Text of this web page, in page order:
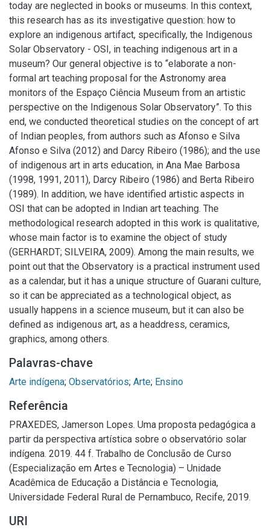
today are neglected in books or museums. In this context,
this research has as its investigative question: how to
explore an indigenous artifact, specifically, the Indigenous
Solar Observatory - OSI, in teaching indigenous art in a
museum? Our general objective is to “elaborate a non-
formal art teaching proposal for the Astronomy area
monitors of the Espaço Ciência Museum from an artistic
perspective on the Indigenous Solar Observatory”. To this
end, we conducted theoretical studies on the concept of art
of Indian peoples, from authors such as Afonso e Silva
Afonso e Silva (2012) and Darcy Ribeiro (1986); and the use
of indigenous art in arts education, in Ana Mae Barbosa
(1998, 1991, 2011), Darcy Ribeiro (1986) and Berta Ribeiro
(1989). In addition, we have identified artistic aspects in
OSI that can be adopted in Indian art teaching. The
methodological research adopted in this work is qualitative,
whose main factor is to examine the object of study
(GERHARDT; SILVEIRA, 2009). Among the main results, we
point out that the Observatory is a practical instrument used
as a calendar, but it has a unique structure of Guarani culture,
so it can be appreciated as a technological object, as
usually happens in a science museum, but it can also be
defined as indigenous art, as a headdress, ceramics,
graphics, among others.
Palavras-chave
Arte indígena; Observatórios; Arte; Ensino
Referência
PRAXEDES, Jamerson Lopes. Uma proposta pedagógica a
partir da perspectiva artística sobre o observatório solar
indígena. 2019. 44 f. Trabalho de Conclusão de Curso
(Especialização em Artes e Tecnologia) – Unidade
Acadêmica de Educação a Distância e Tecnologia,
Universidade Federal Rural de Pernambuco, Recife, 2019.
URI